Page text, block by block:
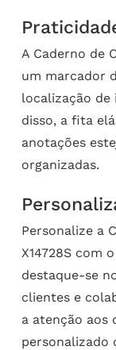
A Caderno de
um marcador
localização de
disso, a fita
anotações
organizadas.
Personalize a
X14728S com
destaque-se
clientes e
a atenção aos
personalizado